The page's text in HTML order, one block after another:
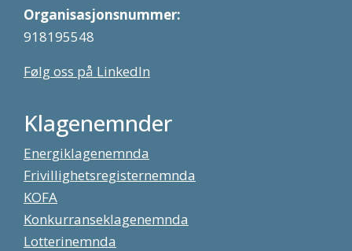
Organisasjonsnummer:
918195548
Følg oss på LinkedIn
Klagenemnder
Energiklagenemnda
Frivillighetsregisternemnda
KOFA
Konkurranseklagenemnda
Lotterinemnda